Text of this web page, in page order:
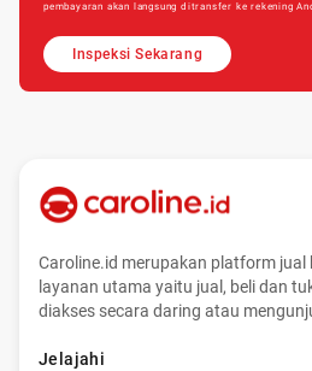
pembayaran akan langsung ditransfer ke rekening
Inspeksi Sekarang
Caroline.id merupakan platform jual
layanan utama yaitu jual, beli dan
diakses secara daring atau
Jelajahi